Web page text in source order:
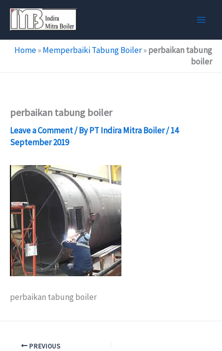
Skip
content
Home»Memperbaiki Tabung Boiler»perbaikan tabung
boiler
perbaikan tabung boiler
Leave a Comment/ ByPT Indira Mitra Boiler/14
September 2019
perbaikan tabung boiler
PREVIOUS